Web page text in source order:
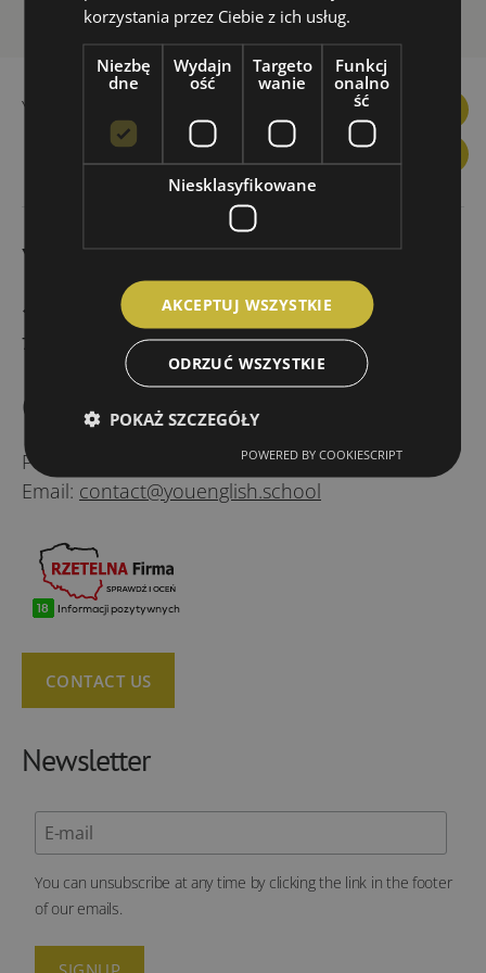
YouEnglish prices
Facebook
LinkedinInstagramYouTube
YouEnglish BLOG
137 days to Holidays!
7 February 2023
Quick contact
Phone:
Email: contact@youenglish.school
CONTACT US
Newsletter
You can unsubscribe at any time by clicking the link in the footer
of our emails.
korzystania przez Ciebie z ich usług.
Niezbę
dne
Wydajn
ość
Targeto
wanie
Funkcj
onalno
ść
Niesklasyfikowane
AKCEPTUJ WSZYSTKIE
ODRZUĆ WSZYSTKIE
POKAŻ SZCZEGÓŁY
POWERED BY COOKIESCRIPT